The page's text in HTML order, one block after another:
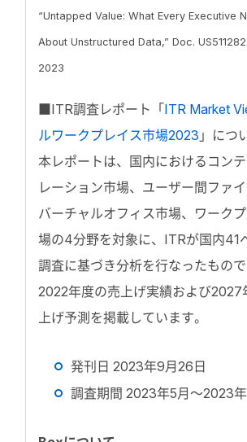
“Untapped Value: What Every Executive
About Unstructured Data,” Doc.
2023
■ITR調査レポート「ITR Market
ルワークプレイス市場2023 」につ
本レポートは、国内におけるコン
レーション市場、ユーザー間ファイ
バーチャルオフィス市場、ワーク
場の4分野を対象に、ITRが国内41
調査に基づき分析を行なったもの
2022年度の売上げ実績および2027
上げ予測を掲載しています。
発刊日 2023年9月26日
調査期間 2023年5月～2023